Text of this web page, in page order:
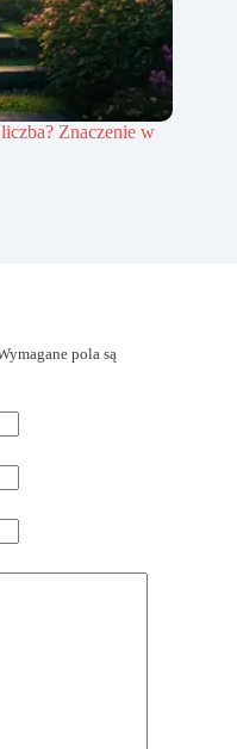
Znaczenie w
pola są